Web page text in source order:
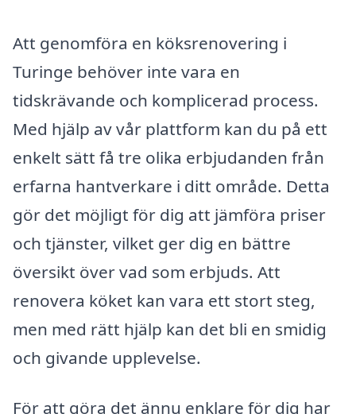
Att genomföra en köksrenovering i
Turinge behöver inte vara en
tidskrävande och komplicerad process.
Med hjälp av vår plattform kan du på ett
enkelt sätt få tre olika erbjudanden från
erfarna hantverkare i ditt område. Detta
gör det möjligt för dig att jämföra priser
och tjänster, vilket ger dig en bättre
översikt över vad som erbjuds. Att
renovera köket kan vara ett stort steg,
men med rätt hjälp kan det bli en smidig
och givande upplevelse.
För att göra det ännu enklare för dig har